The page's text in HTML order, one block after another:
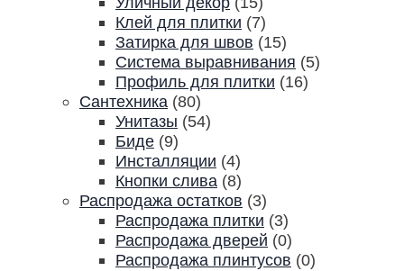
Клей для плитки (7)
Затирка для швов (15)
Система выравнивания (5)
Профиль для плитки (16)
Сантехника (80)
Унитазы (54)
Биде (9)
Инсталляции (4)
Кнопки слива (8)
Распродажа остатков (3)
Распродажа плитки (3)
Распродажа дверей (0)
Распродажа плинтусов (0)